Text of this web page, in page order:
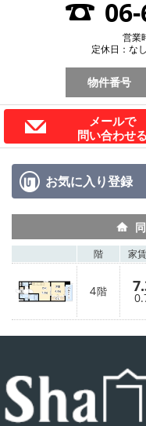
営業
定休日：な
物件番号
メールで
問い合わせる
お気に入り登録
階 家
4階